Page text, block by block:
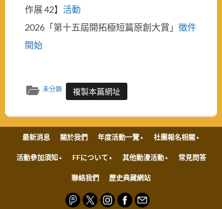
作展 42】 活動
2026「第十五屆開拓極短篇原創大賞」 徵件
開始
未分類 複製本篇網址
最新消息 關於我們 年度活動一覽 社團報名相關
活動參加須知 FFについて 其他動漫活動 常見問答
聯絡我們 歷史典藏網站